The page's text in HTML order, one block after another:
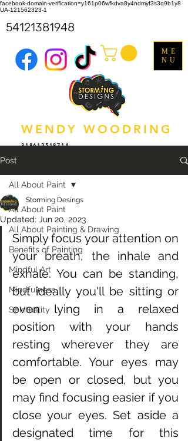
facebook-domain-verification=y161p06wfkdva8y4ndmyf3s3q9b1y8
UA-121562323-1
WENDY WOODRING
318612518714
ME
NU
54121381948
Post
All About Paint
All About Painting & Drawing
Benefits of Painting
Mindful Art
Mindfulness
Spirituality
All About Paint
Storming Desings
Updated: Jun 20, 2023
Simply focus your attention on
your breath, the inhale and
exhale. You can be standing,
but ideally you'll be sitting or
even lying in a relaxed
position with your hands
resting wherever they are
comfortable. Your eyes may
be open or closed, but you
may find focusing easier if you
close your eyes. Set aside a
designated time for this